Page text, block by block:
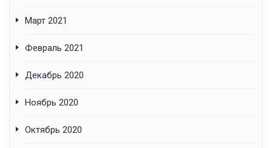
Март 2021
Февраль 2021
Декабрь 2020
Ноябрь 2020
Октябрь 2020